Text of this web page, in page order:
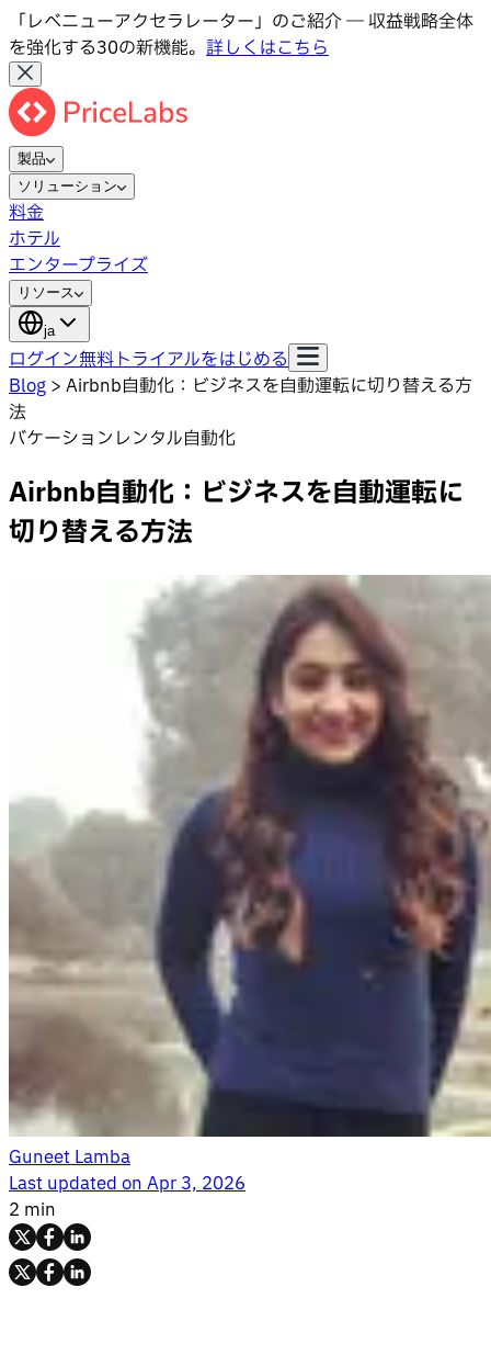
「レベニューアクセラレーター」のご紹介 ― 収益戦略全体
を強化する30の新機能。 詳しくはこちら
製品
ソリューション
料金
ホテル
エンタープライズ
リソース
ja
ログイン無料トライアルをはじめる
Blog > Airbnb自動化：ビジネスを自動運転に切り替える方
法
バケーションレンタル自動化
Airbnb自動化：ビジネスを自動運転に
切り替える方法
Guneet Lamba
Last updated onApr 3, 2026
2 min